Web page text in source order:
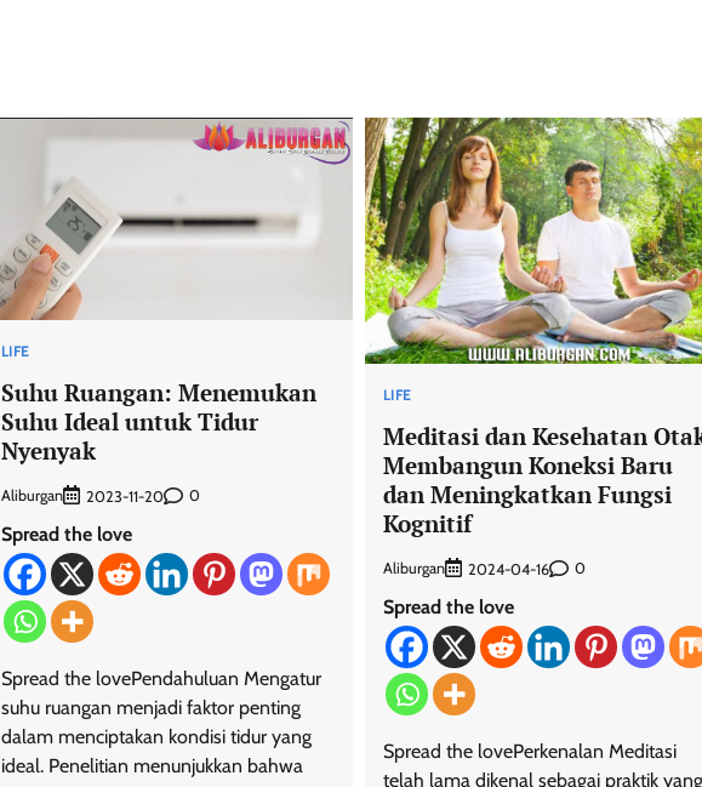
LIFE
Suhu Ruangan: Menemukan
Suhu Ideal untuk Tidur
Nyenyak
Aliburgan 2023-11-20 0
Spread the love
Spread the lovePendahuluan Mengatur
suhu ruangan menjadi faktor penting
dalam menciptakan kondisi tidur yang
ideal. Penelitian menunjukkan bahwa
LIFE
Meditasi dan Kesehatan
Membangun Koneksi Baru
dan Meningkatkan Fungsi
Kognitif
Aliburgan 2024-04-16 0
Spread the love
Spread the lovePerkenalan Meditasi
telah lama dikenal sebagai praktik yang